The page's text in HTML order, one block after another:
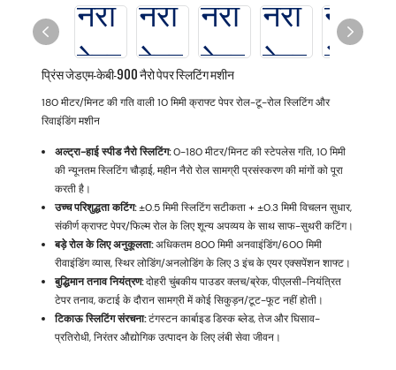
प्रिंस जेडएम-केबी-900 नैरो पेपर स्लिटिंग मशीन
180 मीटर/मिनट की गति वाली 10 मिमी क्राफ्ट पेपर रोल-टू-रोल स्लिटिंग और
रिवाइंडिंग मशीन
अल्ट्रा-हाई स्पीड नैरो स्लिटिंग:0-180 मीटर/मिनट की स्टेपलेस गति, 10 मिमी
की न्यूनतम स्लिटिंग चौड़ाई, महीन नैरो रोल सामग्री प्रसंस्करण की मांगों को पूरा
करती है।
उच्च परिशुद्धता कटिंग:±0.5 मिमी स्लिटिंग सटीकता + ±0.3 मिमी विचलन सुधार,
संकीर्ण क्राफ्ट पेपर/फिल्म रोल के लिए शून्य अपव्यय के साथ साफ-सुथरी कटिंग।
बड़े रोल के लिए अनुकूलता:अधिकतम 800 मिमी अनवाइंडिंग/600 मिमी
रीवाइंडिंग व्यास, स्थिर लोडिंग/अनलोडिंग के लिए 3 इंच के एयर एक्सपेंशन शाफ्ट।
बुद्धिमान तनाव नियंत्रण:दोहरी चुंबकीय पाउडर क्लच/ब्रेक, पीएलसी-नियंत्रित
टेपर तनाव, कटाई के दौरान सामग्री में कोई सिकुड़न/टूट-फूट नहीं होती।
टिकाऊ स्लिटिंग संरचना:टंगस्टन कार्बाइड डिस्क ब्लेड, तेज और घिसाव-
प्रतिरोधी, निरंतर औद्योगिक उत्पादन के लिए लंबी सेवा जीवन।